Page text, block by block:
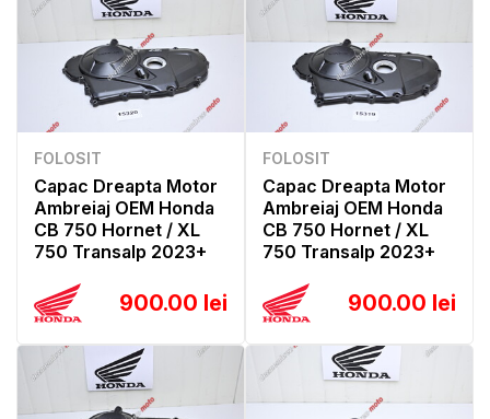
FOLOSIT
Capac Dreapta Motor
Ambreiaj OEM Honda
CB 750 Hornet / XL
750 Transalp 2023+
900.00 lei
FOLOSIT
Capac Dreapta Motor
Ambreiaj OEM Honda
CB 750 Hornet / XL
750 Transalp 2023+
900.00 lei